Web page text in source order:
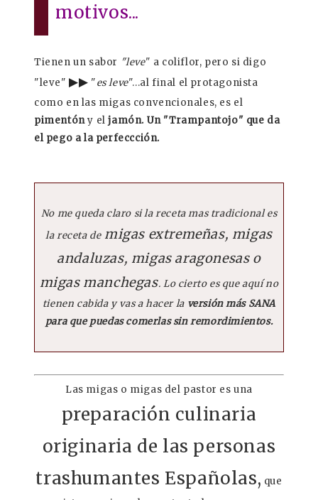
motivos...
Tienen un sabor "leve" a coliflor, pero si digo
"leve"▶▶ "es leve"...al final el protagonista
como en las migas convencionales, es el
pimentóny el jamón. Un "Trampantojo" que da
el pego a la perfeccción.
No me queda claro si la receta mas tradicional es
la receta demigas extremeñas, migas
andaluzas, migas aragonesas o
migas manchegas. Lo cierto es que aquí no
tienen cabida y vas a hacer la versión más SANA
para que puedas comerlas sin remordimientos.
Las migas o migas del pastor es una
preparación culinaria
originaria de las personas
trashumantes Españolas, que